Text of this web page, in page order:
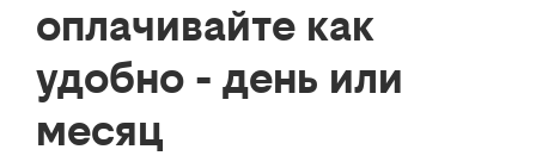
оплачивайте как
удобно - день или
месяц